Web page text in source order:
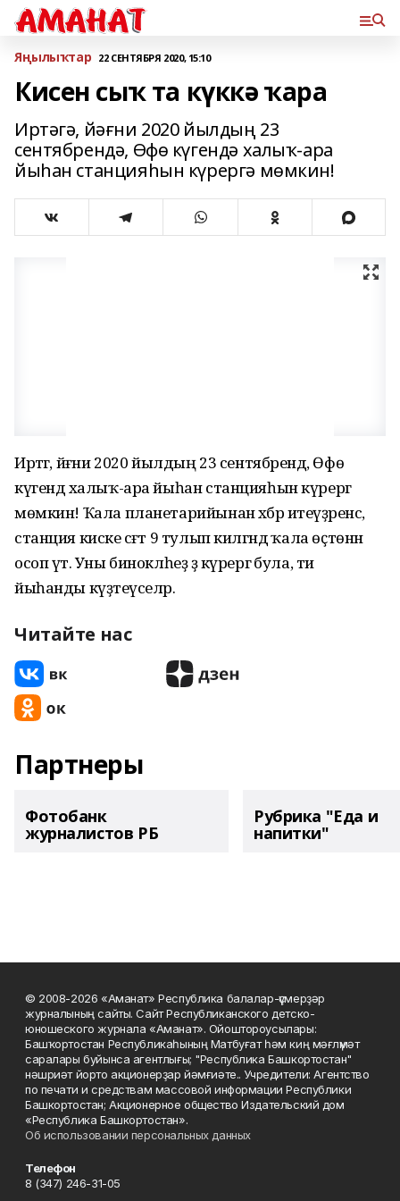
Яңылыҡтар 22 СЕНТЯБРЯ 2020, 15:10
Кисен сыҡ та күккә ҡара
Иртәгә, йәғни 2020 йылдың 23
сентябрендә, Өфө күгендә халыҡ-ара
йыһан станцияһын күрергә мөмкин!
Иртәгә, йәғни 2020 йылдың 23 сентябрендә, Өфө
күгендә халыҡ-ара йыһан станцияһын күрергә
мөмкин! Ҡала планетарийынан хәбәр итеүҙәренсә,
станция киске сәғәт 9 тулып килгәндә ҡала өҫтөнән
осоп үтә. Уны биноклһеҙ ҙә күрергә була, ти
йыһанды күҙәтеүселәр.
Читайте нас
Партнеры
Фотобанк
журналистов РБ
Рубрика "Еда и
напитки"
© 2008-2026 «Аманат» Республика балалар-үҫмерҙәр
журналының сайты. Сайт Республиканского детско-
юношеского журнала «Аманат». Ойоштороусылары:
Башҡортостан Республикаһының Матбуғат һәм киң мәғлүмәт
саралары буйынса агентлығы; "Республика Башкортостан"
нәшриәт йорто акционерҙар йәмғиәте.. Учредители: Агентство
по печати и средствам массовой информации Республики
Башкортостан; Акционерное общество Издательский дом
«Республика Башкортостан».
Об использовании персональных данных
Телефон
8 (347) 246-31-05